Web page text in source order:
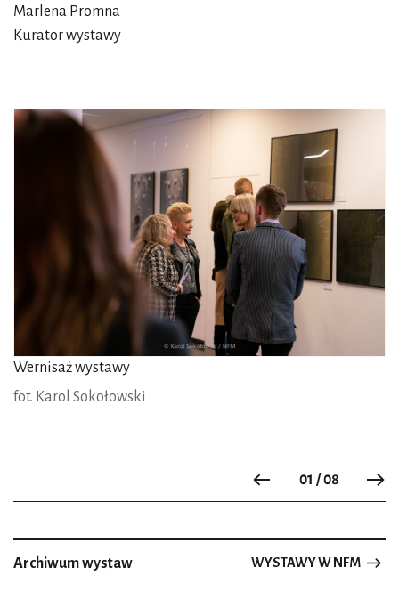
Marlena Promna
Kurator wystawy
Wernisaż wystawy
fot. Karol Sokołowski
Previous
01 / 08
Archiwum wystaw WYSTAWY W NFM